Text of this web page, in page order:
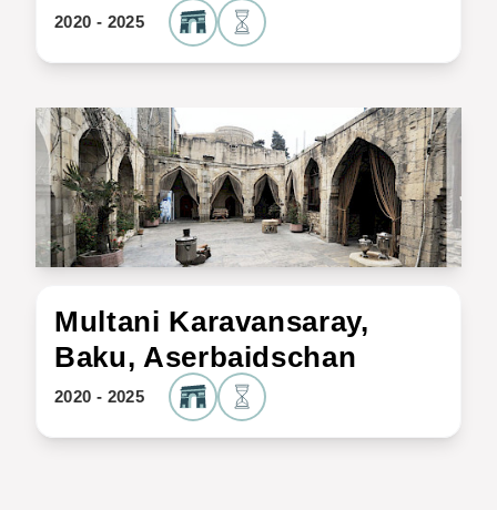
2020 - 2025
Multani Karavansaray,
Baku, Aserbaidschan
2020 - 2025